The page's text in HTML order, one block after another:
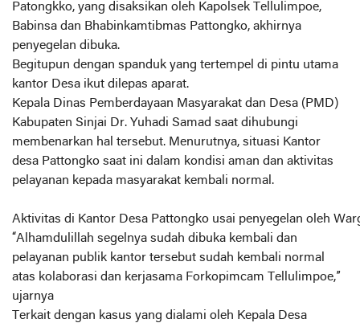
Patongkko, yang disaksikan oleh Kapolsek Tellulimpoe,
Babinsa dan Bhabinkamtibmas Pattongko, akhirnya
penyegelan dibuka.
Begitupun dengan spanduk yang tertempel di pintu utama
kantor Desa ikut dilepas aparat.
Kepala Dinas Pemberdayaan Masyarakat dan Desa (PMD)
Kabupaten Sinjai Dr. Yuhadi Samad saat dihubungi
membenarkan hal tersebut. Menurutnya, situasi Kantor
desa Pattongko saat ini dalam kondisi aman dan aktivitas
pelayanan kepada masyarakat kembali normal.
Aktivitas di Kantor Desa Pattongko usai penyegelan oleh
“Alhamdulillah segelnya sudah dibuka kembali dan
pelayanan publik kantor tersebut sudah kembali normal
atas kolaborasi dan kerjasama Forkopimcam Tellulimpoe,”
ujarnya
Terkait dengan kasus yang dialami oleh Kepala Desa